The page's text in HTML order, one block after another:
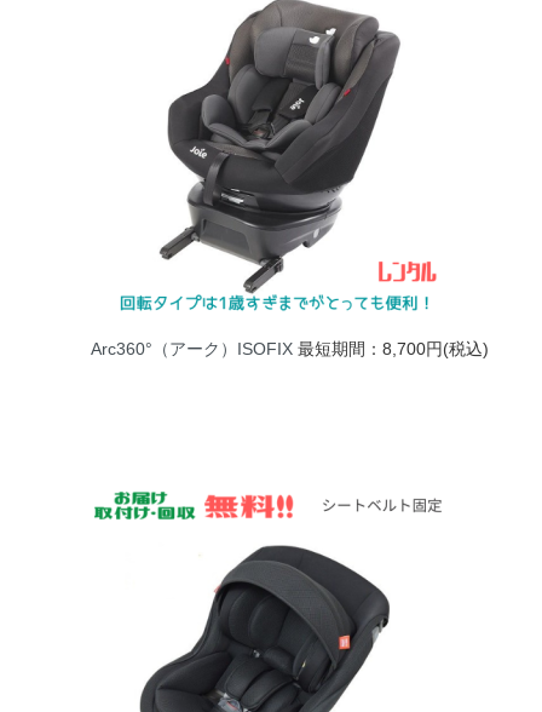
Arc360°（アーク）ISOFIX 最短期間：8,700円(税込)